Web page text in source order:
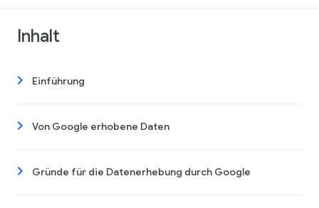
Inhalt
Einführung
Von Google erhobene Daten
Gründe für die Datenerhebung durch Google